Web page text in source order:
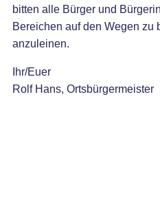
bitten alle Bürger und
Bereichen auf den Wegen zu
anzuleinen.
Ihr/Euer
Rolf Hans, Ortsbürgermeister